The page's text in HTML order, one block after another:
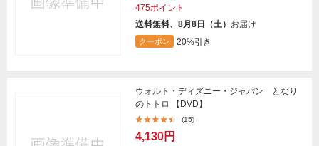
475ポイント
送料無料、8月8日（土） お届け
クーポン 20%引き
ウォルト・ディズニー・ジャパン となり
のトトロ 【DVD】
(15)
4,130円